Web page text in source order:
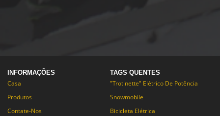
INFORMAÇÕES
Casa
Produtos
Contate-Nos
TAGS QUENTES
"Trotinette" Elétrico De Potência
Snowmobile
Bicicleta Elétrica